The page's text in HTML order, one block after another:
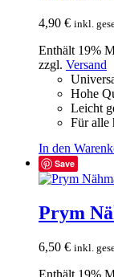
4,90 € inkl.
Enthält 19%
zzgl. Versand
Hohe
Leicht
Für alle
In den
Save
Prym
6,50 € inkl.
Enthält 19%